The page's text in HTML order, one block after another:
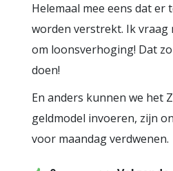
Helemaal mee eens dat er
worden verstrekt. Ik vraag
om loonsverhoging! Dat
doen!
En anders kunnen we het
geldmodel invoeren, zijn
voor maandag verdwenen.